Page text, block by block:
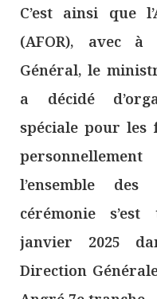
C’est ainsi que
(AFOR), avec
Général, le
a décidé
spéciale pour
l’ensemble
cérémonie
janvier 2025
Direction